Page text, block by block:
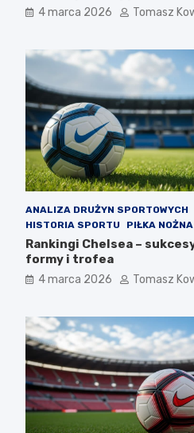
4 marca 2026 Tomasz
ANALIZA DRUŻYN SPORTOWYCH
HISTORIA SPORTU
PIŁKA NOŻNA
Rankingi Chelsea –
formy i trofea
4 marca 2026 Tomasz